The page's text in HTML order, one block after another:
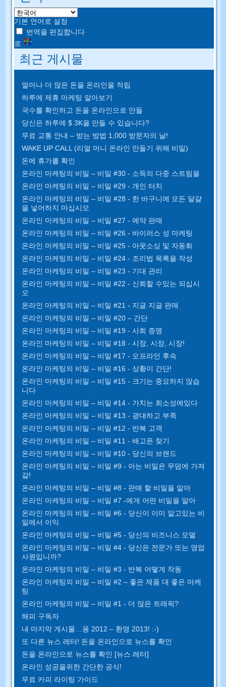
기본 언어로 설정
번역을 편집합니다
로
최근 게시물
얼마나 더 많은 돈을 온라인을 적립
하루에 제휴 마케팅 알아보기
국수를 확인하고 돈을 온라인으로 만들
당신은 하루에 $ 3K을 만들 수 있습니다?
무료 교통 안내 – 받는 방법 1,000 방문자의 날!
WAKE UP CALL (리얼 머니 온라인 만들기 위해 비밀)
돈에 휴가를 확인
온라인 마케팅의 비밀 – 비밀 #30 - 소득의 다중 스트림을
온라인 마케팅의 비밀 – 비밀 #29 - 개인 터치
온라인 마케팅의 비밀 – 비밀 #28 - 한 바구니에 모든 달걀
을 넣어하지 마십시오
온라인 마케팅의 비밀 – 비밀 #27 - 예약 판매
온라인 마케팅의 비밀 – 비밀 #26 - 바이러스 성 마케팅
온라인 마케팅의 비밀 – 비밀 #25 - 아웃소싱 및 자동화
온라인 마케팅의 비밀 – 비밀 #24 - 조리법 목록을 작성
온라인 마케팅의 비밀 – 비밀 #23 - 기대 관리
온라인 마케팅의 비밀 – 비밀 #22 - 신뢰할 수있는 되십시
오
온라인 마케팅의 비밀 – 비밀 #21 - 지글 지글 판매
온라인 마케팅의 비밀 – 비밀 #20 – 간단
온라인 마케팅의 비밀 – 비밀 #19 - 사회 증명
온라인 마케팅의 비밀 – 비밀 #18 - 시장, 시장, 시장!
온라인 마케팅의 비밀 – 비밀 #17 - 오프라인 후속
온라인 마케팅의 비밀 – 비밀 #16 - 상황이 간단!
온라인 마케팅의 비밀 – 비밀 #15 - 크기는 중요하지 않습
니다
온라인 마케팅의 비밀 – 비밀 #14 - 가치는 희소성에있다
온라인 마케팅의 비밀 – 비밀 #13 - 광대하고 부족
온라인 마케팅의 비밀 – 비밀 #12 - 반복 고객
온라인 마케팅의 비밀 – 비밀 #11 - 배고픈 찾기
온라인 마케팅의 비밀 – 비밀 #10 - 당신의 브랜드
온라인 마케팅의 비밀 – 비밀 #9 - 아는 비밀은 무덤에 가져
갈!
온라인 마케팅의 비밀 – 비밀 #8 - 판매 할 비밀을 알아
온라인 마케팅의 비밀 – 비밀 #7 -에게 어떤 비밀을 알아
온라인 마케팅의 비밀 – 비밀 #6 - 당신이 이미 알고있는 비
밀에서 이익
온라인 마케팅의 비밀 – 비밀 #5 - 당신의 비즈니스 모델
온라인 마케팅의 비밀 – 비밀 #4 - 당신은 전문가 또는 영업
사원입니까?
온라인 마케팅의 비밀 – 비밀 #3 - 반복 어떻게 작동
온라인 마케팅의 비밀 – 비밀 #2 – 좋은 제품 대 좋은 마케
팅
온라인 마케팅의 비밀 – 비밀 #1 - 더 많은 트래픽?
해피 구독자
내 마지막 게시물…용 2012 – 환영 2013! :-)
또 다른 뉴스 레터! 돈을 온라인으로 뉴스를 확인
돈을 온라인으로 뉴스를 확인 [뉴스 레터]
온라인 성공을위한 간단한 공식!
무료 카피 라이팅 가이드